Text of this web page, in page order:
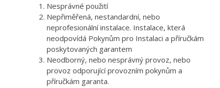
Nesprávné použití
Nepřiměřená, nestandardní, nebo
neprofesionální instalace. Instalace, která
neodpovídá Pokynům pro Instalaci a příručkám
poskytovaných garantem
Neodborný, nebo nesprávný provoz, nebo
provoz odporující provozním pokynům a
příručkám garanta.